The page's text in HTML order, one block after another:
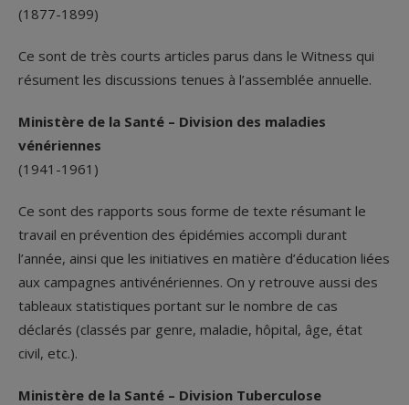
(1877-1899)
Ce sont de très courts articles parus dans le Witness qui
résument les discussions tenues à l’assemblée annuelle.
Ministère de la Santé – Division des maladies
vénériennes
(1941-1961)
Ce sont des rapports sous forme de texte résumant le
travail en prévention des épidémies accompli durant
l’année, ainsi que les initiatives en matière d’éducation liées
aux campagnes antivénériennes. On y retrouve aussi des
tableaux statistiques portant sur le nombre de cas
déclarés (classés par genre, maladie, hôpital, âge, état
civil, etc.).
Ministère de la Santé – Division Tuberculose